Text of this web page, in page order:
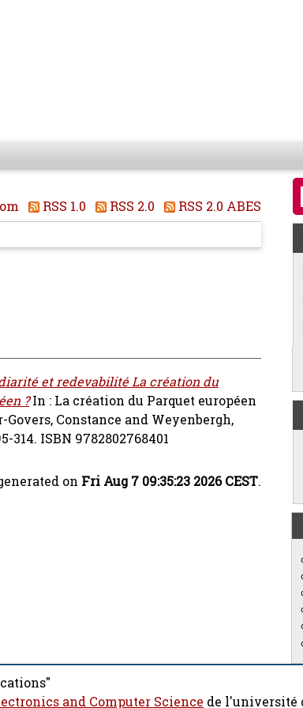
RSS 1.0 RSS 2.0
RSS 2.0 ABES
et redevabilité La création du
?In : La création du Parquet européen
Constance and Weyenbergh,
ISBN 9782802768401
on Fri Aug 7 09:35:23 2026 CEST.
and Computer Science de l'université